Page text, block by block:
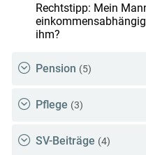
Rechtstipp: Mein
ihm?
Pension (5)
Pflege (3)
SV-Beiträge (4)